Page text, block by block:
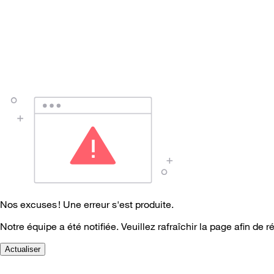
Nos excuses ! Une erreur s'est produite.
Notre équipe a été notifiée. Veuillez rafraîchir la page afin de
Actualiser